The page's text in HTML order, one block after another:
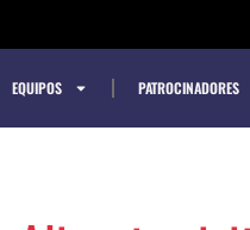
EQUIPOS PATROCINADORES